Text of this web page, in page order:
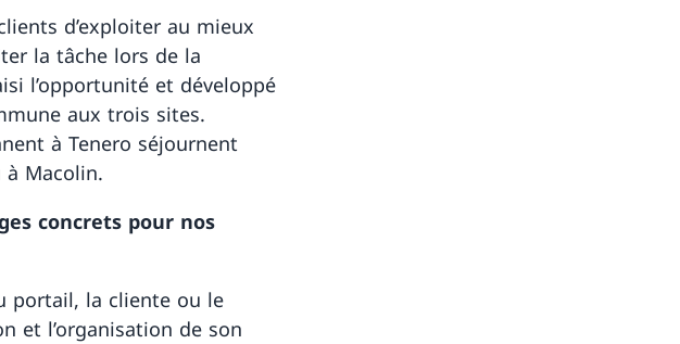
d’exploiter au mieux
la tâche lors de la
l’opportunité et développé
aux trois sites.
à Tenero séjournent
à Macolin.
concrets pour nos
portail, la cliente ou le
et l’organisation de son